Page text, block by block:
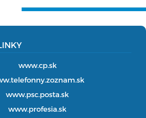
www.cp.sk
www.psc.posta.sk
www.profesia.sk